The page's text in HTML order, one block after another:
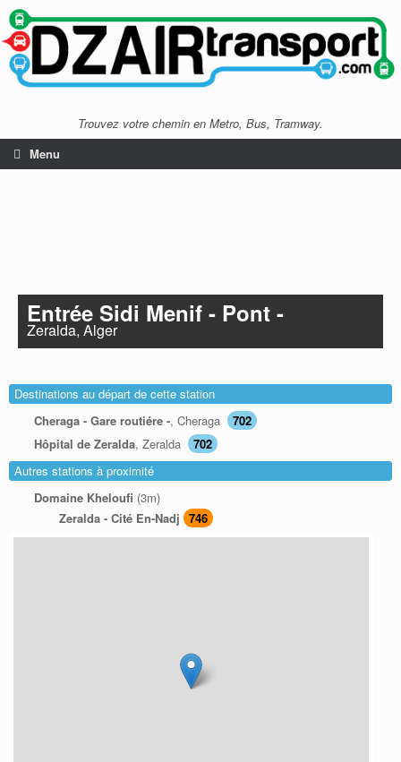
Trouvez votre chemin en Metro, Bus, Tramway.
Menu
Entrée Sidi Menif - Pont -
Zeralda, Alger
Destinations au départ de cette station
Cheraga - Gare routiére -, Cheraga
702
Hôpital de Zeralda, Zeralda
702
Autres stations à proximité
Domaine Kheloufi (3m)
Zeralda - Cité En-Nadj 746